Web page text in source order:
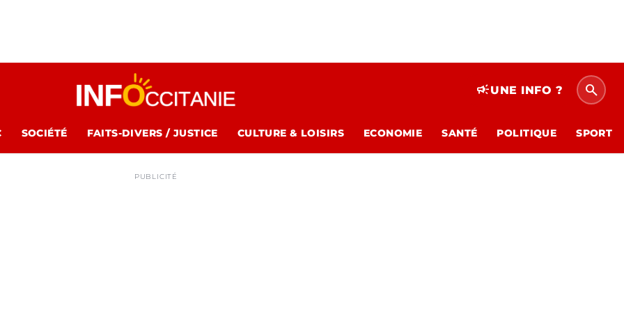
campaignUNE INFO ? search
SOCIÉTÉ FAITS-DIVERS / JUSTICE CULTURE & LOISIRS ECONOMIE SANTÉ POLITIQUE SPORT
PUBLICITÉ